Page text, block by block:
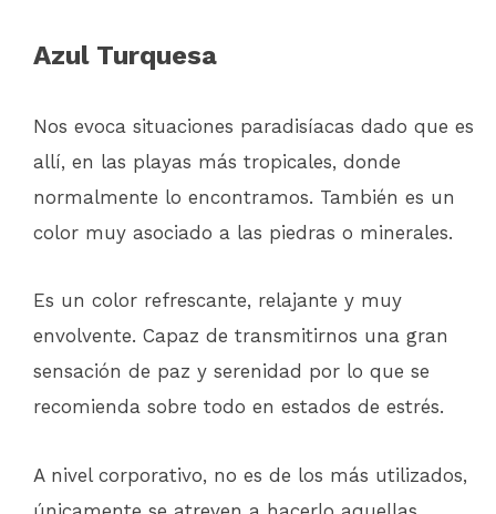
Azul Turquesa
Nos evoca situaciones paradisíacas dado que es
allí, en las playas más tropicales, donde
normalmente lo encontramos. También es un
color muy asociado a las piedras o minerales.
Es un color refrescante, relajante y muy
envolvente. Capaz de transmitirnos una gran
sensación de paz y serenidad por lo que se
recomienda sobre todo en estados de estrés.
A nivel corporativo, no es de los más utilizados,